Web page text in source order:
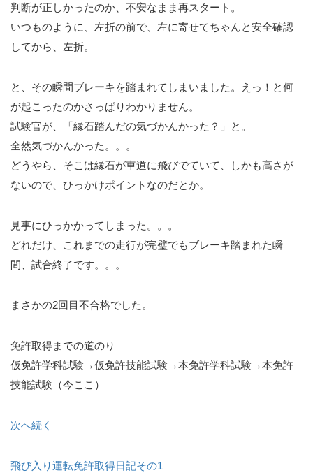
判断が正しかったのか、不安なまま再スタート。
いつものように、左折の前で、左に寄せてちゃんと安全確認
してから、左折。
と、その瞬間ブレーキを踏まれてしまいました。えっ！と何
が起こったのかさっぱりわかりません。
試験官が、「縁石踏んだの気づかんかった？」と。
全然気づかんかった。。。
どうやら、そこは縁石が車道に飛びでていて、しかも高さが
ないので、ひっかけポイントなのだとか。
見事にひっかかってしまった。。。
どれだけ、これまでの走行が完璧でもブレーキ踏まれた瞬
間、試合終了です。。。
まさかの2回目不合格でした。
免許取得までの道のり
仮免許学科試験→仮免許技能試験→本免許学科試験→本免許
技能試験（今ここ）
次へ続く
飛び入り運転免許取得日記その1